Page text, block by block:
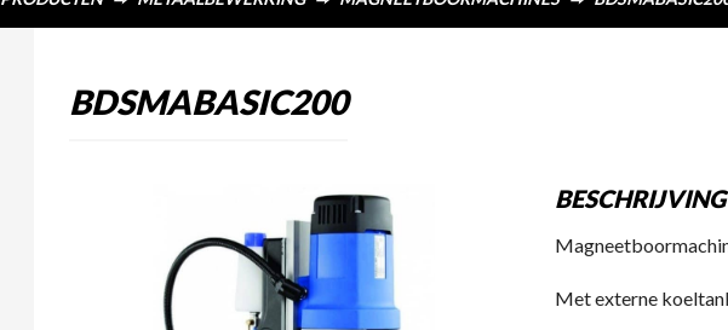
BDSMABASIC200
BESCHRIJVING
Met externe